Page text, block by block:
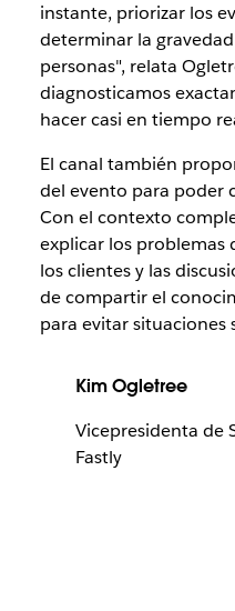
instante, priorizar los
determinar la
personas", relata
diagnosticamos
hacer casi en tiempo
El canal también
del evento para poder
Con el contexto
explicar los problemas
los clientes y las
de compartir el
para evitar situaciones
Kim Ogletree
Vicepresidenta de
Fastly